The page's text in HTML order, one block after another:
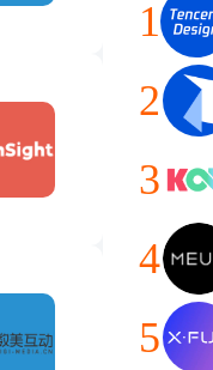
1
2
3
4
5